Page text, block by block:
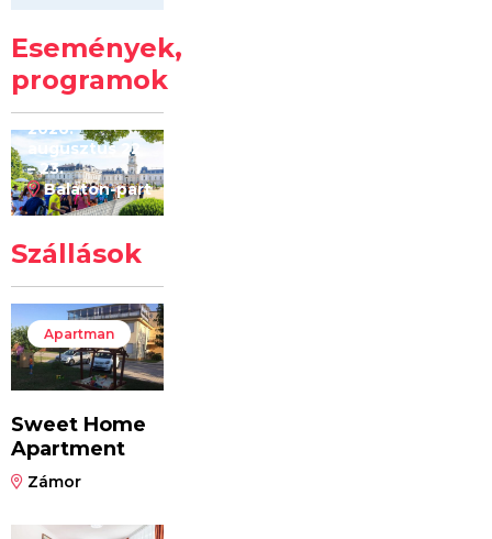
Események,
programok
Kilóméterek
2026
2026.
augusztus 22
– 23.
Balaton-part
Szállások
Apartman
Sweet Home
Apartment
Zámor